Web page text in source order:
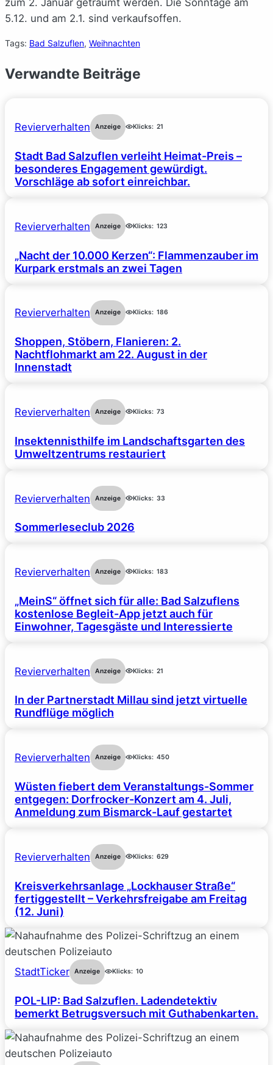
5.12. und am 2.1. sind verkaufsoffen.
Tags: Bad Salzuflen, Weihnachten
Verwandte Beiträge
Revierverhalten Anzeige Klicks: 21
Stadt Bad Salzuflen verleiht Heimat-Preis –
besonderes Engagement gewürdigt.
Vorschläge ab sofort einreichbar.
Revierverhalten Anzeige Klicks: 123
„Nacht der 10.000 Kerzen“: Flammenzauber im
Kurpark erstmals an zwei Tagen
Revierverhalten Anzeige Klicks: 186
Shoppen, Stöbern, Flanieren: 2.
Nachtflohmarkt am 22. August in der
Innenstadt
Revierverhalten Anzeige Klicks: 73
Insektennisthilfe im Landschaftsgarten des
Umweltzentrums restauriert
Revierverhalten Anzeige Klicks: 33
Sommerleseclub 2026
Revierverhalten Anzeige Klicks: 183
„MeinS“ öffnet sich für alle: Bad Salzuflens
kostenlose Begleit-App jetzt auch für
Einwohner, Tagesgäste und Interessierte
Revierverhalten Anzeige Klicks: 21
In der Partnerstadt Millau sind jetzt virtuelle
Rundflüge möglich
Revierverhalten Anzeige Klicks: 450
Wüsten fiebert dem Veranstaltungs-Sommer
entgegen: Dorfrocker-Konzert am 4. Juli,
Anmeldung zum Bismarck-Lauf gestartet
Revierverhalten Anzeige Klicks: 629
Kreisverkehrsanlage „Lockhauser Straße“
fertiggestellt – Verkehrsfreigabe am Freitag
(12. Juni)
StadtTicker Anzeige Klicks: 10
POL-LIP: Bad Salzuflen. Ladendetektiv
bemerkt Betrugsversuch mit Guthabenkarten.